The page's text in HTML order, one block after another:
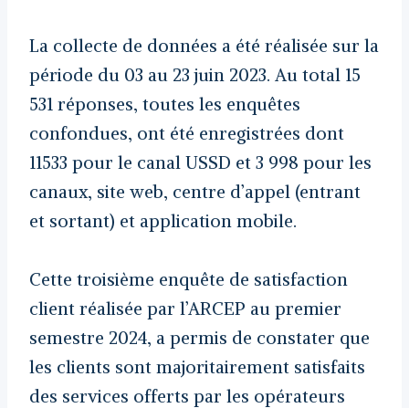
La collecte de données a été réalisée sur la
période du 03 au 23 juin 2023. Au total 15
531 réponses, toutes les enquêtes
confondues, ont été enregistrées dont
11533 pour le canal USSD et 3 998 pour les
canaux, site web, centre d’appel (entrant
et sortant) et application mobile.
Cette troisième enquête de satisfaction
client réalisée par l’ARCEP au premier
semestre 2024, a permis de constater que
les clients sont majoritairement satisfaits
des services offerts par les opérateurs